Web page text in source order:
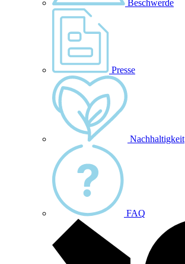
Beschwerde
Presse
Nachhaltigkeit
FAQ